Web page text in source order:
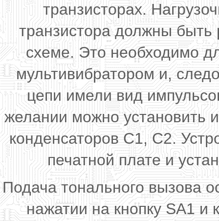
транзисторах.
транзистора должны быть
схеме. Это необходимо
мультивибратором и,
цепи имели вид
желании можно установить
конденсаторов С1, С2.
печатной плате и
Подача тонального вызова
нажатии на кнопку SA1